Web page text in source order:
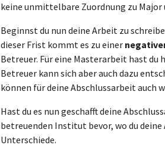
keine unmittelbare Zuordnung zu Major
Beginnst du nun deine Arbeit zu
dieser Frist kommt es zu einer
Betreuer. Für eine Masterarbeit hast du
Betreuer kann sich aber auch dazu
können für deine Abschlussarbeit auch
Hast du es nun geschafft deine
betreuenden Institut bevor, wo du
Unterschiede.